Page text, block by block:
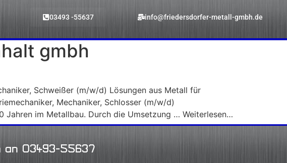
03493 -55637 info@friedersdorfer-metall-gmbh.de
gmbh
Schweißer (m/w/d) Lösungen aus Metall für
Mechaniker, Schlosser (m/w/d)
im Metallbau. Durch die Umsetzung … Weiterlesen…
an 03493-55637